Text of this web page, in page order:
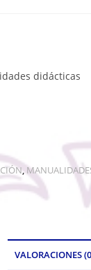
didácticas
,
VALORACIONES